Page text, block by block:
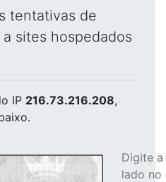
tentativas de
sites hospedados
IP 216.73.216.208,
Digite
lado no